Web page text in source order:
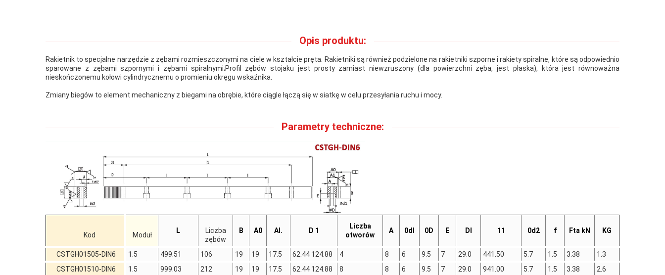
Opis produktu:
Rakietnik to specjalne narzędzie z zębami rozmieszczonymi na ciele w kształcie pręta. Rakietniki są również podzielone na rakietniki szporne i rakiety spiralne, które są odpowiednio
sparowane z zębami szpornymi i zębami spiralnymi;Profil zębów stojaku jest prosty zamiast niewzruszony (dla powierzchni zęba, jest płaska), która jest równoważna
nieskończonemu kołowi cylindrycznemu o promieniu okręgu wskaźnika.
Zmiany biegów to element mechaniczny z biegami na obrębie, które ciągle łączą się w siatkę w celu przesyłania ruchu i mocy.
Parametry techniczne:
Kod Moduł
L
Liczba
zębów
B A0 Al. D 1
Liczba
otworów
A 0dl 0D E DI 11 0d2 f Fta kN KG
CSTGH01505-DIN6 1.5 499.51 106 19 19 17.5 62.44 124.88 4 8 6 9.5 7 29.0 441.50 5.7 1.5 3.38
1.3
CSTGH01510-DIN6
1.5 999.03 212 19 19 17.5 62.44 124.88 8 8 6 9.5 7 29.0 941.00 5.7 1.5 3.38
2.6